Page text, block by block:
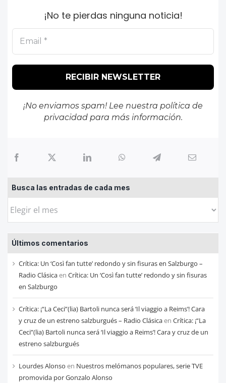
¡No te pierdas ninguna noticia!
¡No enviamos spam! Lee nuestra política de
privacidadpara más información.
Busca las entradas de cada mes
Busca
entradas
de
cada
mes
Últimos comentarios
Crítica: Un ‘Così fan tutte’ redondo y sin fisuras en Salzburgo –
Radio Clásicaen Crítica: Un ‘Così fan tutte’ redondo y sin fisuras
en Salzburgo
Crítica: ¡“La Ceci”(lia) Bartoli nunca será ‘Il viaggio a Reims’! Cara
y cruz de un estreno salzburgués – Radio Clásicaen Crítica: ¡“La
Ceci”(lia) Bartoli nunca será ‘Il viaggio a Reims’! Cara y cruz de un
estreno salzburgués
Lourdes Alonso en Nuestros melómanos populares, serie TVE
promovida por Gonzalo Alonso